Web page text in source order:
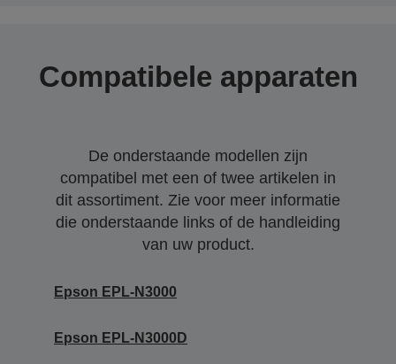
Compatibele apparaten
De onderstaande modellen zijn
compatibel met een of twee artikelen in
dit assortiment. Zie voor meer informatie
die onderstaande links of de handleiding
van uw product.
Epson EPL-N3000
Epson EPL-N3000D